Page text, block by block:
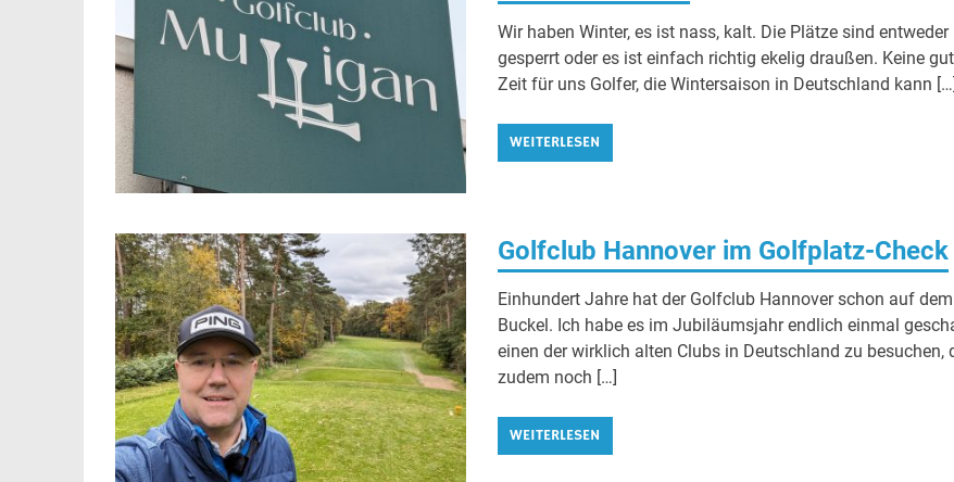
Wir haben Winter, es ist nass, kalt. Die Plätze sind entweder
gesperrt oder es ist einfach richtig ekelig draußen. Keine
Zeit für uns Golfer, die Wintersaison in Deutschland kann […]
WEITERLESEN
Golfclub Hannover im Golfplatz-Check
Einhundert Jahre hat der Golfclub Hannover schon auf dem
Buckel. Ich habe es im Jubiläumsjahr endlich einmal
einen der wirklich alten Clubs in Deutschland zu besuchen,
zudem noch […]
WEITERLESEN